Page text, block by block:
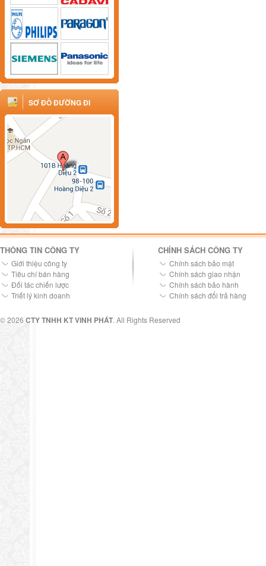
SƠ ĐỒ ĐƯỜNG ĐI
THÔNG TIN CÔNG TY
Giới thiệu công ty
Tiêu chí bán hàng
Đối tác chiến lược
Triết lý kinh doanh
CHÍNH SÁCH CÔNG TY
Chính sách bảo mật
Chính sách giao nhận
Chính sách bảo hành
Chính sách đổi trả hàng
© 2026 CTY TNHH KT VINH PHÁT. All Rights Reserved